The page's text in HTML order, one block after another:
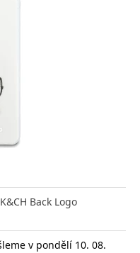
Back Logo
v pondělí 10. 08.
nabíjení 33W
10. 08.
Síťová